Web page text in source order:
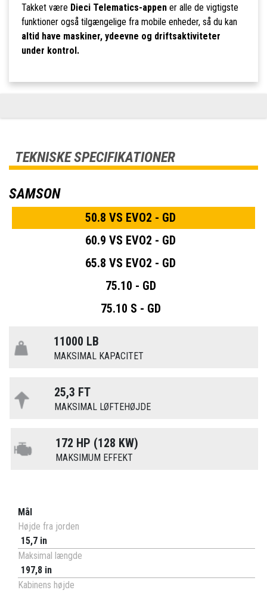
Takket være Dieci Telematics-appener alle de vigtigste
funktioner også tilgængelige fra mobile enheder, så du kan
altid have maskiner, ydeevne og driftsaktiviteter
under kontrol.
TEKNISKE SPECIFIKATIONER
SAMSON
50.8 VS EVO2 - GD
60.9 VS EVO2 - GD
65.8 VS EVO2 - GD
75.10 - GD
75.10 S - GD
11000 LB
MAKSIMAL KAPACITET
25,3 FT
MAKSIMAL LØFTEHØJDE
172 HP (128 KW)
MAKSIMUM EFFEKT
Mål
Højde fra jorden
15,7 in
Maksimal længde
197,8 in
Kabinens højde